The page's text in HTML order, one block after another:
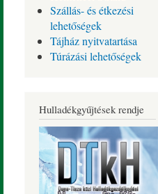
Szállás- és étkezési
lehetőségek
Tájház nyitvatartása
Túrázási lehetőségek
Hulladékgyűjtések rendje